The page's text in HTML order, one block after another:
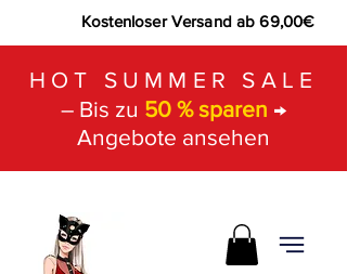
Kostenloser Versand ab 69,00€
HOT SUMMER SALE
– Bis zu 50 % sparen →
Angebote ansehen